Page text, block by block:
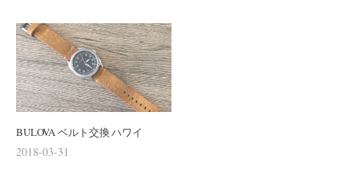
BULOVA ベルト交換 ハワイ
2018-03-31